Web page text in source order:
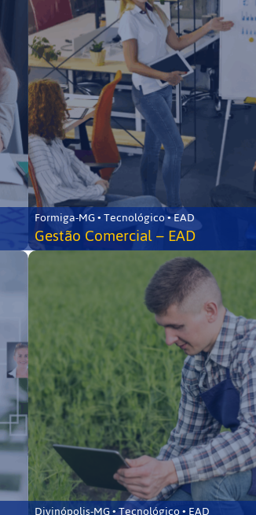
Formiga-MG • Tecnológico • EAD
Gestão Comercial – EAD